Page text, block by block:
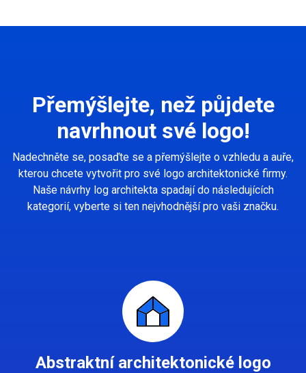
Přemýšlejte, než půjdete
navrhnout své logo!
Nadechněte se, posaďte se a přemýšlejte o vzhledu a auře,
kterou chcete vytvořit pro své logo architektonické firmy.
Naše návrhy log architekta spadají do následujících
kategorií, vyberte si ten nejvhodnější pro vaši značku.
Abstraktní architektonické logo